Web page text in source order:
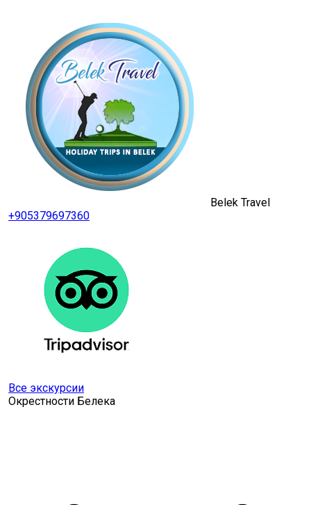
Belek Travel
+905379697360
Все экскурсии
Окрестности Белека